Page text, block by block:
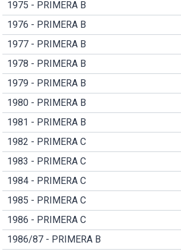
1975 - PRIMERA B
1976 - PRIMERA B
1977 - PRIMERA B
1978 - PRIMERA B
1979 - PRIMERA B
1980 - PRIMERA B
1981 - PRIMERA B
1982 - PRIMERA C
1983 - PRIMERA C
1984 - PRIMERA C
1985 - PRIMERA C
1986 - PRIMERA C
1986/87 - PRIMERA B